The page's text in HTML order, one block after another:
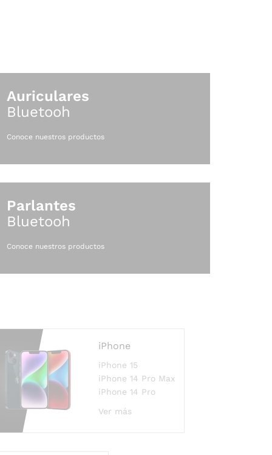
Auriculares
Bluetooh
Conoce nuestros productos
Parlantes
Bluetooh
Conoce nuestros productos
iPhone
iPhone 15
iPhone 14 Pro Max
iPhone 14 Pro
Ver más